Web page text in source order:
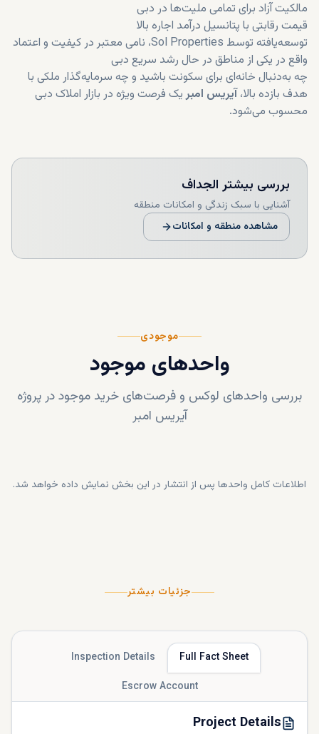
مالکیت آزاد برای تمامی ملیت‌ها در دبی
قیمت رقابتی با پتانسیل درآمد اجاره بالا
توسعه‌یافته توسط Sol Properties، نامی معتبر در کیفیت و اعتماد
واقع در یکی از مناطق در حال رشد سریع دبی
چه به‌دنبال خانه‌ای برای سکونت باشید و چه سرمایه‌گذار ملکی با
هدف بازده بالا،آیریس امبریک فرصت ویژه در بازار املاک دبی
محسوب می‌شود.
بررسی بیشتر الجداف
آشنایی با سبک زندگی و امکانات منطقه
مشاهده منطقه و امکانات
موجودی
واحدهای موجود
بررسی واحدهای لوکس و فرصت‌های خرید موجود در پروژه
آیریس امبر
اطلاعات کامل واحدها پس از انتشار در این بخش نمایش داده خواهد شد.
جزئیات بیشتر
Full Fact Sheet
Inspection Details
Escrow Account
Project Details